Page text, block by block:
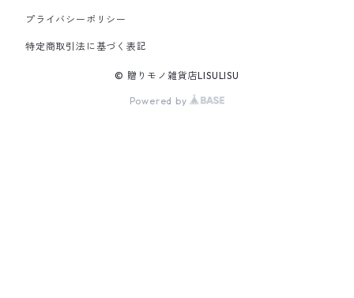
プライバシーポリシー
特定商取引法に基づく表記
© 贈りモノ雑貨店LISULISU
Powered by